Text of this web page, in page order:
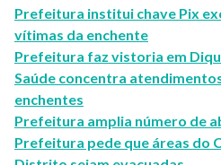
Prefeitura institui chave Pix
vítimas da enchente
Prefeitura faz vistoria em
Saúde concentra
enchentes
Prefeitura amplia número de
Prefeitura pede que áreas do